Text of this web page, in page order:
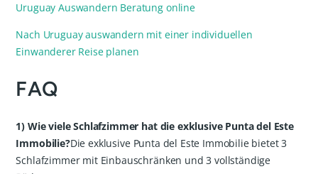
Uruguay Auswandern Beratung online
Nach Uruguay auswandern mit einer individuellen
Einwanderer Reise planen
FAQ
1) Wie viele Schlafzimmer hat die exklusive Punta del Este
Immobilie?Die exklusive Punta del Este Immobilie bietet 3
Schlafzimmer mit Einbauschränken und 3 vollständige